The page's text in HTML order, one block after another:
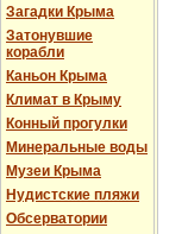
Загадки Крыма
Затонувшие
корабли
Каньон Крыма
Климат в Крыму
Конный прогулки
Минеральные воды
Музеи Крыма
Нудистские пляжи
Обсерватории